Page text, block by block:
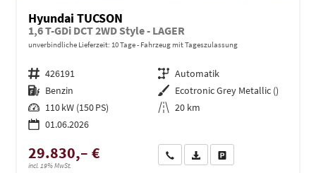
Hyundai TUCSON
1,6 T-GDi DCT 2WD Style - LAGER
unverbindliche Lieferzeit: 10 Tage Fahrzeug mit Tageszulassung
Fahrzeugnr. 426191 Getriebe Automatik
Kraftstoff Benzin Außenfarbe Ecotronic Grey Metallic ()
Leistung 110 kW (150 PS) Kilometerstand 20 km
01.06.2026
29.830,– €
incl. 19% MwSt.
Wir rufen Sie anPDF-Datei, Fahrzeugexposé